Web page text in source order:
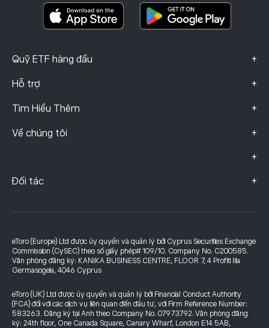
Quỹ ETF hàng đầu +
Hỗ trợ +
Tìm Hiểu Thêm +
Về chúng tôi +
+
Dữ liệu khiếu nại (Khách hàng FCA)
Đối tác +
eToro (Europe) Ltd được ủy quyền và quản lý bởi Cyprus Securities Exchange
Commission (CySEC) theo số giấy phép# 109/10. Company No. C200585.
Văn phòng đăng ký: KANIKA BUSINESS CENTRE, FLOOR 7, 4 Profiti Ilia
Germasogeia, 4046 Cyprus
eToro (UK) Ltd được ủy quyền và quản lý bởi Financial Conduct Authority
(FCA) đối với các dịch vụ liên quan đến đầu tư, với Firm Reference Number:
583263. Đăng ký tại Anh theo Company No. 07973792. Văn phòng đăng
ký: 24th floor, One Canada Square, Canary Wharf, London E14 5AB,